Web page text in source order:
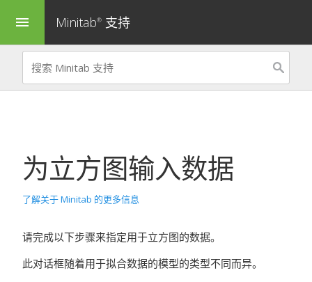
menu Minitab® 支持
为立方图输入数据
了解关于 Minitab 的更多信息
请完成以下步骤来指定用于立方图的数据。
此对话框随着用于拟合数据的模型的类型不同而异。